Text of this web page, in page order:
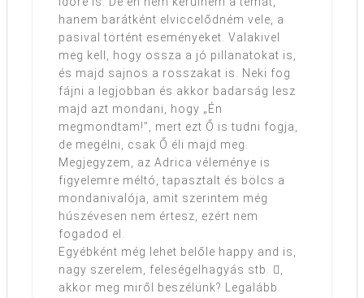
hanem barátként elviccelődném vele, a
pasival történt eseményeket. Valakivel
meg kell, hogy ossza a jó pillanatokat is,
és majd sajnos a rosszakat is. Neki fog
fájni a legjobban és akkor badarság lesz
majd azt mondani, hogy „Én
megmondtam!”, mert ezt Ő is tudni fogja,
de megélni, csak Ő éli majd meg.
Megjegyzem, az Adrica véleménye is
figyelemre méltó, tapasztalt és bölcs a
mondanivalója, amit szerintem még
húszévesen nem értesz, ezért nem
fogadod el.
Egyébként még lehet belőle happy and is,
nagy szerelem, feleségelhagyás stb. ,
akkor meg miről beszélünk? Legalább